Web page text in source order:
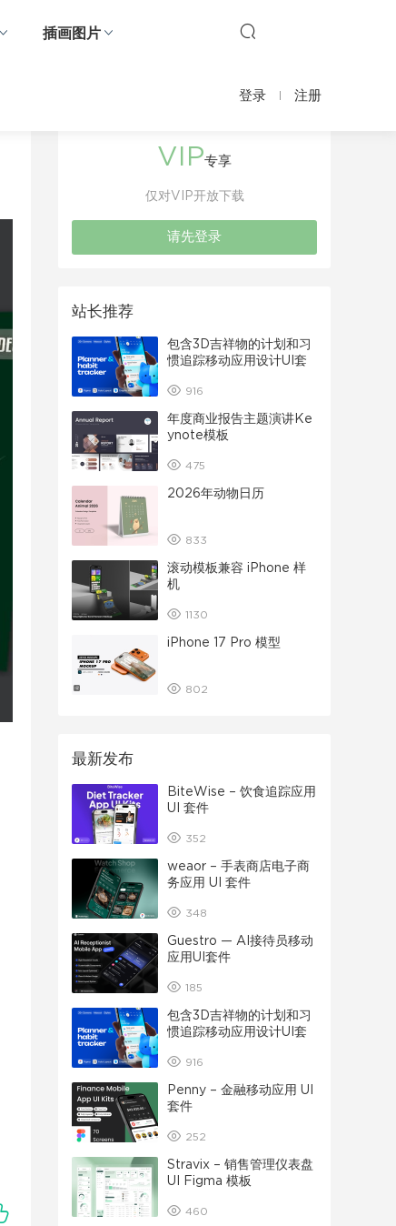
插画图片
登录 注册
VIP专享
仅对VIP开放下载
请先登录
站长推荐
包含3D吉祥物的计划和习
惯追踪移动应用设计UI套
916
年度商业报告主题演讲Ke
ynote模板
475
2026年动物日历
833
滚动模板兼容 iPhone 样
机
1130
iPhone 17 Pro 模型
802
最新发布
BiteWise – 饮食追踪应用
UI 套件
352
weaor – 手表商店电子商
务应用 UI 套件
348
Guestro — AI接待员移动
应用UI套件
185
包含3D吉祥物的计划和习
惯追踪移动应用设计UI套
916
Penny – 金融移动应用 UI
套件
252
Stravix – 销售管理仪表盘
UI Figma 模板
460